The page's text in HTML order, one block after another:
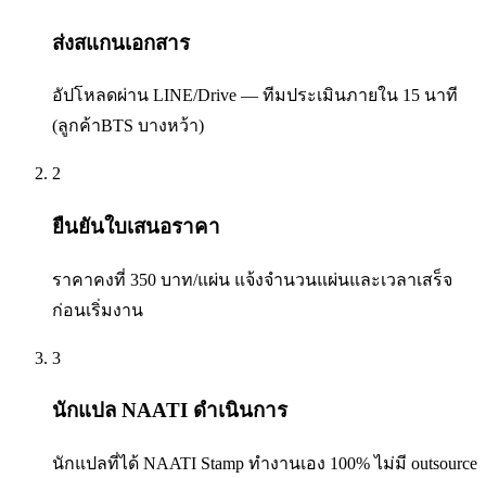
ส่งสแกนเอกสาร
อัปโหลดผ่าน LINE/Drive — ทีมประเมินภายใน 15 นาที
(ลูกค้าBTS บางหว้า)
2
ยืนยันใบเสนอราคา
ราคาคงที่ 350 บาท/แผ่น แจ้งจำนวนแผ่นและเวลาเสร็จ
ก่อนเริ่มงาน
3
นักแปล NAATI ดำเนินการ
นักแปลที่ได้ NAATI Stamp ทำงานเอง 100% ไม่มี outsource